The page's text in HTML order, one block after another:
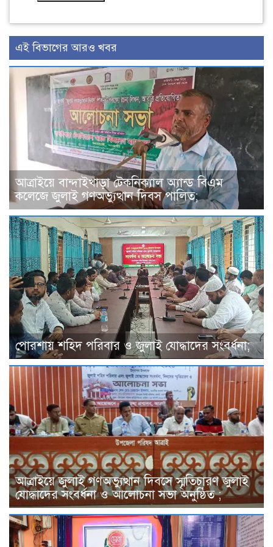
এই বিভাগের আরও খবর
আত্রাইয়ে বান্দাইখাড়া টেকনিক্যাল অ্যান্ড বিএম
কলেজে জুলাই গণঅভ্যুত্থান দিবস পালিত;
পোরশায় শহিদ পরিবার ও জুলাই যোদ্ধাদের সংবর্ধনা;
আত্রাইয়ে জুলাই গণঅভ্যুত্থান দিবসে স্মৃতিচারণ জুলাই
যোদ্ধাদের সংবর্ধনা ও আলোচনা সভা অনুষ্ঠিত ;